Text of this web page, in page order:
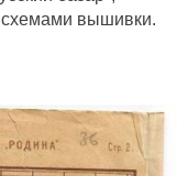
схемами вышивки.